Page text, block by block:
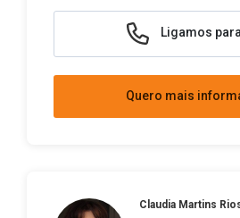
Ligamos
Quero mais
Claudia Martins